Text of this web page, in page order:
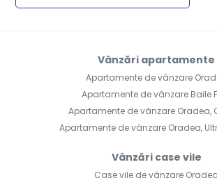
Vânzări apartamente
Apartamente de vânzare
Apartamente de vânzare Baile
Apartamente de vânzare Oradea,
Apartamente de vânzare Oradea,
Vânzări case vile
Case vile de vânzare Oradea